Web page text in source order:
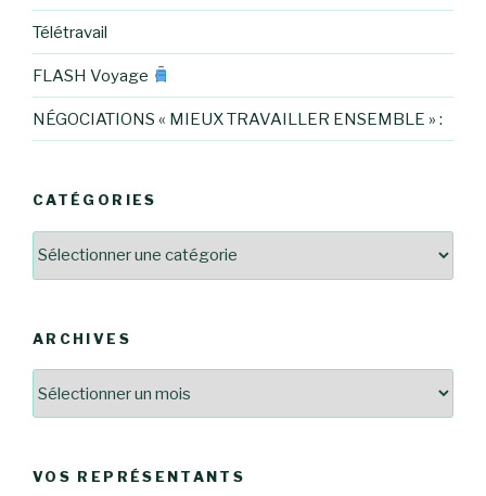
Télétravail
FLASH Voyage
NÉGOCIATIONS « MIEUX TRAVAILLER ENSEMBLE » :
CATÉGORIES
ARCHIVES
VOS REPRÉSENTANTS